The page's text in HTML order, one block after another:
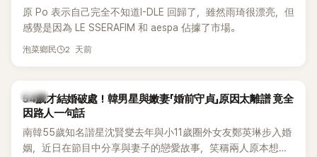
原 Po 表示自己完全不知道I-DLE 回歸了，雖然雨琦很漂亮，但
感覺是因為 LE SSERAFIM 和 aespa 佔據了市場。
泡菜鄉民 2 天前
韓星
54歲才結婚破處！韓男星與嫩妻「婚前守貞」原因太離譜 竟全
因路人一句話
南韓55歲知名諧星沈賢燮去年與小11歲圈外女友鄭英琳步入婚
姻，近日在節目中分享與妻子的戀愛故事，笑稱兩人原本想享